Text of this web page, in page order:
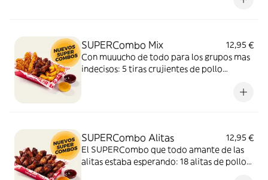
SUPERCombo Mix
12,95 €
Con muuucho de todo para los grupos mas
indecisos: 5 tiras crujientes de pollo
acompañadas con salsa barbacoa y miel y
SUPERCombo Alitas
12,95 €
El SUPERCombo que todo amante de las
alitas estaba esperando: 18 alitas de pollo